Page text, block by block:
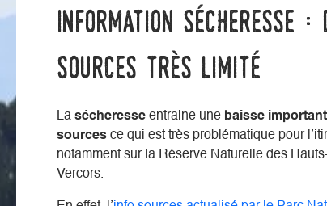
Information sécheresse :
sources très limité
La sécheresse entraine une baisse
sources ce qui est très problématique pour
notamment sur la Réserve Naturelle des
Vercors.